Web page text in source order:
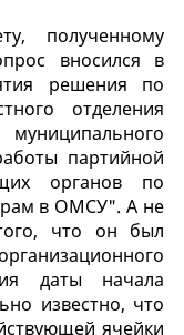
полученному
вносился в
решения по
отделения
партийной
органов по
в ОМСУ". А не
что он был
даты начала
известно, что
ячейки